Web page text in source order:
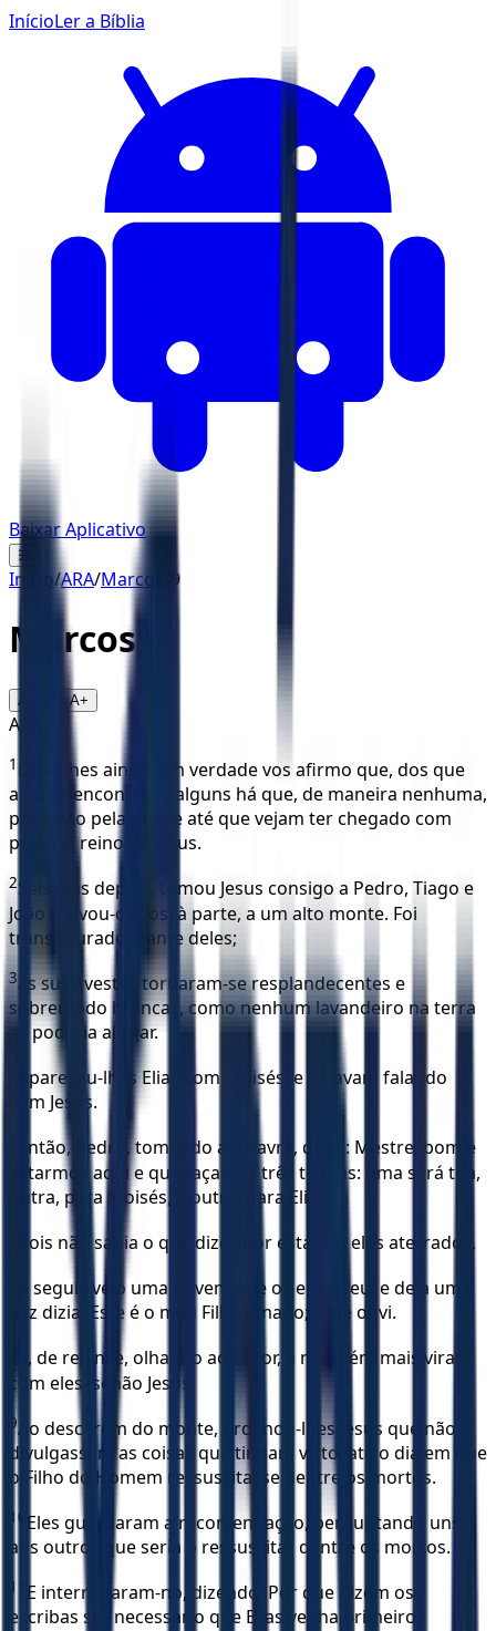
InícioLer a Bíblia
Baixar Aplicativo
☰
Início/ARA/Marcos 9
Marcos
A- A+
ARA
1
Dizia-lhes ainda: Em verdade vos afirmo que, dos que
aqui se encontram, alguns há que, de maneira nenhuma,
passarão pela morte até que vejam ter chegado com
poder o reino de Deus.
2Seis dias depois, tomou Jesus consigo a Pedro, Tiago e
João e levou-os sós, à parte, a um alto monte. Foi
transfigurado diante deles;
3
as suas vestes tornaram-se resplandecentes e
sobremodo brancas, como nenhum lavandeiro na terra
as poderia alvejar.
Apareceu-lhes Elias com Moisés, e estavam falando
com Jesus.
Então, Pedro, tomando a palavra, disse: Mestre, bom é
estarmos aqui e que façamos três tendas: uma será tua,
outra, para Moisés, e outra, para Elias.
Pois não sabia o que dizer, por estarem eles aterrados.
A seguir, veio uma nuvem que os envolveu; e dela uma
voz dizia: Este é o meu Filho amado; a ele ouvi.
E, de relance, olhando ao redor, a ninguém mais viram
com eles, senão Jesus.
9Ao descerem do monte, ordenou-lhes Jesus que não
divulgassem as coisas que tinham visto, até o dia em que
o Filho do Homem ressuscitasse dentre os mortos.
10 Eles guardaram a recomendação, perguntando uns
aos outros que seria o ressuscitar dentre os mortos.
11
E interrogaram-no, dizendo: Por que dizem os
escribas ser necessário que Elias venha primeiro?